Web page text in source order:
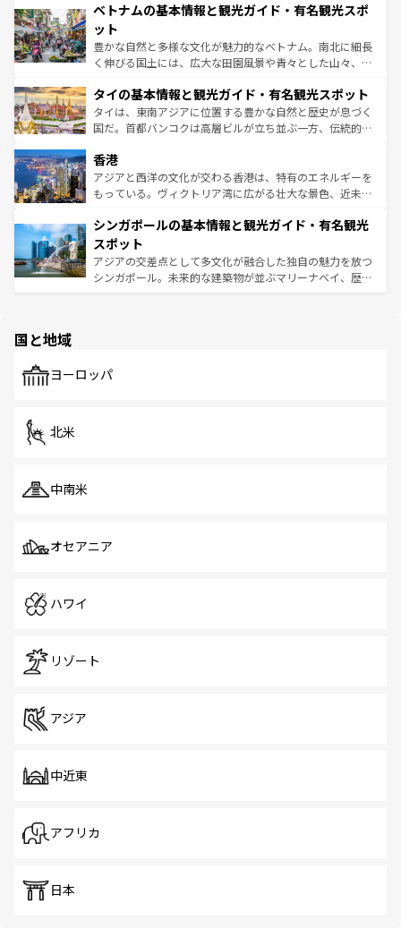
参照してほしい。
容にもいいと評判のスイーツなど、バラエティ豊かな料理
照してほしい。
き、地方に足を延ばせば四季折々の自然美を楽しむことが
できる。そして、キムチや焼肉、絶品のストリートフード
まで、さまざまな韓国料理が待っている。夜には、韓国な
らではのナイトライフも堪能できる。あたたかいホスピタ
わってみてほしい。 なお、新着の韓国情報はコンテンツ一
覧 を参照してほしい。
ベトナムの基本情報と観光ガイド・有名観光スポ
ット
豊かな自然と多様な文化が魅力的なベトナム。南北に細長
く伸びる国土には、広大な田園風景や青々とした山々、世
急速な発展と共に伝統が息づく。ハノイの古い町並みやホ
ーチミン市のフランス統治時代の建物も、独特の雰囲気を
醸し出している。また、バラエティの豊かさとおいしさで
とつ。フォーやバインミー、ベトナムコーヒーなどは、ぜ
ひ現地で味わいたい。どの地域を訪れてもあたたかい人々
が旅行者を迎えてくれるので、きっと忘れられない旅にな
参照してほしい。
タイの基本情報と観光ガイド・有名観光スポット
タイは、東南アジアに位置する豊かな自然と歴史が息づく
国だ。首都バンコクは高層ビルが立ち並ぶ一方、伝統的な
の活気が交差している。北部ではチェンマイなどの山岳地
帯で自然と触れ合い、南部ではプーケットやクラビの美し
いビーチでリゾート気分を楽しむことができる。タイ料理
激する。気候は一年中温暖で、どの季節にも異なる楽しみ
が待っている。親しみやすいタイの人々、仏教を中心とし
た文化、そして多様な観光資源が、訪れる旅人を魅了し続
ける。 なお、新着のタイ情報はコンテンツ一覧を参照して
香港
アジアと西洋の文化が交わる香港は、特有のエネルギーを
もっている。ヴィクトリア湾に広がる壮大な景色、近未来
み、どこを訪れても感動するはず。観光スポットが密集し
ており、効率よく見どころを回れるのも魅力。息をのむよ
うな絶景から文化的な体験まで、香港を存分に楽しみ尽く
そう。 なお、新着の香港情報はコンテンツ一覧を参照して
シンガポールの基本情報と観光ガイド・有名観光
スポット
アジアの交差点として多文化が融合した独自の魅力を放つ
シンガポール。未来的な建築物が並ぶマリーナベイ、歴史
で、ホーカーズは地元の風情を楽しめる外せないスポット
国と地域
ヨーロッパ
北米
中南米
オセアニア
ハワイ
リゾート
アジア
中近東
アフリカ
日本